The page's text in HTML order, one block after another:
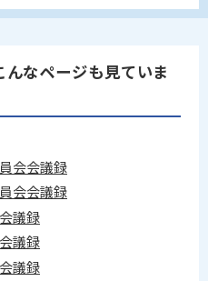
なページも見ていま
会会議録
会会議録
議録
議録
議録